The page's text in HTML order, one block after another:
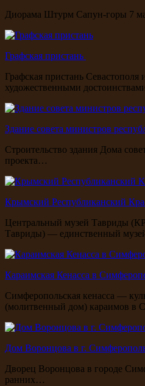
Диорама Штурм Сапун-горы 7
Графская пристань
Графская пристань Севастополя
художественными
Здание совета министров
Строительство здания Дома
проекта…
Крымский Республиканский
Центральный музей Тавриды
Тавриды) — единственный
Караимская Кенасса в
Симферопольская кенасса —
(молитвенный дом) караимов в
Дом Воронцова в г.
Дворец Воронцова в городе
ранних…